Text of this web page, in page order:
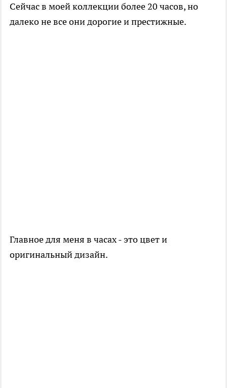
Сейчас в моей коллекции более 20 часов, но
далеко не все они дорогие и престижные.
Главное для меня в часах - это цвет и
оригинальный дизайн.